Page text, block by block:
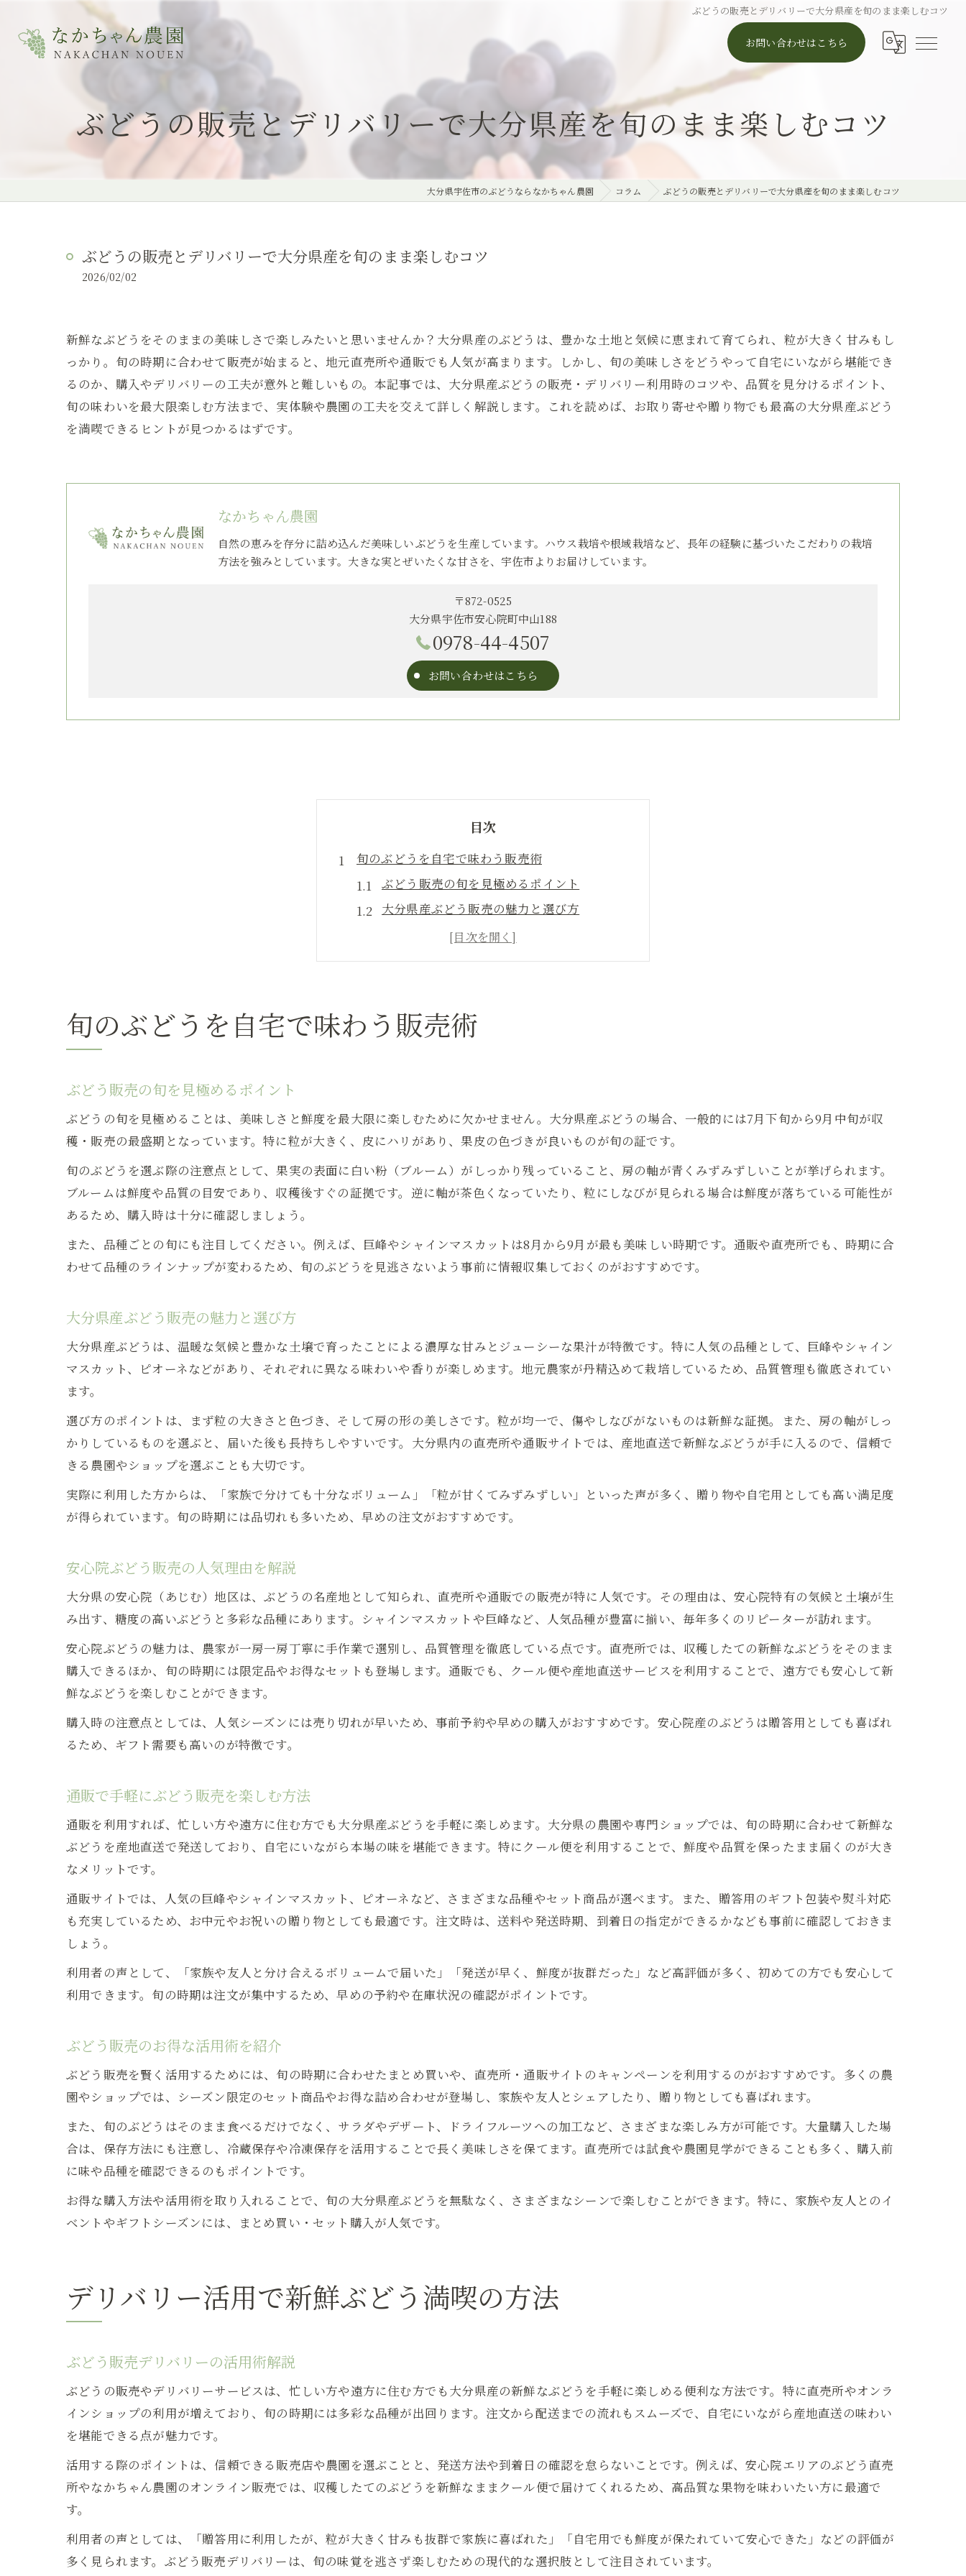
ぶどうの販売とデリバリーで大分県産を旬のまま楽しむコツ
お問い合わせはこちら
ぶどうの販売とデリバリーで大分県産を旬のまま楽しむコツ
大分県宇佐市のぶどうならなかちゃん農園 コラム ぶどうの販売とデリバリーで大分県産を旬のまま楽しむコツ
ぶどうの販売とデリバリーで大分県産を旬のまま楽しむコツ
2026/02/02
新鮮なぶどうをそのままの美味しさで楽しみたいと思いませんか？大分県産のぶどうは、豊かな土地と気候に恵まれて育てられ、粒が大きく甘みもし
っかり。旬の時期に合わせて販売が始まると、地元直売所や通販でも人気が高まります。しかし、旬の美味しさをどうやって自宅にいながら堪能でき
るのか、購入やデリバリーの工夫が意外と難しいもの。本記事では、大分県産ぶどうの販売・デリバリー利用時のコツや、品質を見分けるポイント、
旬の味わいを最大限楽しむ方法まで、実体験や農園の工夫を交えて詳しく解説します。これを読めば、お取り寄せや贈り物でも最高の大分県産ぶどう
を満喫できるヒントが見つかるはずです。
なかちゃん農園
自然の恵みを存分に詰め込んだ美味しいぶどうを生産しています。ハウス栽培や根域栽培など、長年の経験に基づいたこだわりの栽培
方法を強みとしています。大きな実とぜいたくな甘さを、宇佐市よりお届けしています。
〒872-0525
大分県宇佐市安心院町中山188
0978-44-4507
お問い合わせはこちら
目次
旬のぶどうを自宅で味わう販売術
ぶどう販売の旬を見極めるポイント
大分県産ぶどう販売の魅力と選び方
安心院ぶどう販売の人気理由を解説
通販で手軽にぶどう販売を楽しむ方法
デリバリー活用で新鮮ぶどう満喫の方法
ぶどう販売デリバリーの活用術解説
デリバリーぶどう販売の受け取りポイント
大分県産ぶどう販売のデリバリー特徴
大分県産ぶどう販売の味わいと特徴
旬の時期を逃さないぶどう販売の秘訣
ぶどう販売のこだわり品質を徹底解説
品質重視のぶどう販売選び方ガイド
ぶどう販売で失敗しない品質チェック法
旬のぶどう販売で味わう甘さの秘密
ぶどう販売の産地直送体験の魅力発見
通販で味わう大分県ぶどう販売の新鮮さ
ぶどう販売の自宅受け取り活用ポイント
贈り物にも喜ばれるぶどうデリバリー活用術
ぶどう販売の贈り物活用アイデア集
デリバリーぶどう販売で感謝を伝える
ぶどう販売デリバリーで旬を贈るコツ
旬のぶどうを自宅で味わう販売術
ぶどう販売の旬を見極めるポイント
ぶどうの旬を見極めることは、美味しさと鮮度を最大限に楽しむために欠かせません。大分県産ぶどうの場合、一般的には7月下旬から9月中旬が収
穫・販売の最盛期となっています。特に粒が大きく、皮にハリがあり、果皮の色づきが良いものが旬の証です。
旬のぶどうを選ぶ際の注意点として、果実の表面に白い粉（ブルーム）がしっかり残っていること、房の軸が青くみずみずしいことが挙げられます。
ブルームは鮮度や品質の目安であり、収穫後すぐの証拠です。逆に軸が茶色くなっていたり、粒にしなびが見られる場合は鮮度が落ちている可能性が
あるため、購入時は十分に確認しましょう。
また、品種ごとの旬にも注目してください。例えば、巨峰やシャインマスカットは8月から9月が最も美味しい時期です。通販や直売所でも、時期に合
わせて品種のラインナップが変わるため、旬のぶどうを見逃さないよう事前に情報収集しておくのがおすすめです。
大分県産ぶどう販売の魅力と選び方
大分県産ぶどうは、温暖な気候と豊かな土壌で育ったことによる濃厚な甘みとジューシーな果汁が特徴です。特に人気の品種として、巨峰やシャイン
マスカット、ピオーネなどがあり、それぞれに異なる味わいや香りが楽しめます。地元農家が丹精込めて栽培しているため、品質管理も徹底されてい
ます。
選び方のポイントは、まず粒の大きさと色づき、そして房の形の美しさです。粒が均一で、傷やしなびがないものは新鮮な証拠。また、房の軸がしっ
かりしているものを選ぶと、届いた後も長持ちしやすいです。大分県内の直売所や通販サイトでは、産地直送で新鮮なぶどうが手に入るので、信頼で
きる農園やショップを選ぶことも大切です。
実際に利用した方からは、「家族で分けても十分なボリューム」「粒が甘くてみずみずしい」といった声が多く、贈り物や自宅用としても高い満足度
が得られています。旬の時期には品切れも多いため、早めの注文がおすすめです。
安心院ぶどう販売の人気理由を解説
大分県の安心院（あじむ）地区は、ぶどうの名産地として知られ、直売所や通販での販売が特に人気です。その理由は、安心院特有の気候と土壌が生
み出す、糖度の高いぶどうと多彩な品種にあります。シャインマスカットや巨峰など、人気品種が豊富に揃い、毎年多くのリピーターが訪れます。
安心院ぶどうの魅力は、農家が一房一房丁寧に手作業で選別し、品質管理を徹底している点です。直売所では、収穫したての新鮮なぶどうをそのまま
購入できるほか、旬の時期には限定品やお得なセットも登場します。通販でも、クール便や産地直送サービスを利用することで、遠方でも安心して新
鮮なぶどうを楽しむことができます。
購入時の注意点としては、人気シーズンには売り切れが早いため、事前予約や早めの購入がおすすめです。安心院産のぶどうは贈答用としても喜ばれ
るため、ギフト需要も高いのが特徴です。
通販で手軽にぶどう販売を楽しむ方法
通販を利用すれば、忙しい方や遠方に住む方でも大分県産ぶどうを手軽に楽しめます。大分県の農園や専門ショップでは、旬の時期に合わせて新鮮な
ぶどうを産地直送で発送しており、自宅にいながら本場の味を堪能できます。特にクール便を利用することで、鮮度や品質を保ったまま届くのが大き
なメリットです。
通販サイトでは、人気の巨峰やシャインマスカット、ピオーネなど、さまざまな品種やセット商品が選べます。また、贈答用のギフト包装や熨斗対応
も充実しているため、お中元やお祝いの贈り物としても最適です。注文時は、送料や発送時期、到着日の指定ができるかなども事前に確認しておきま
しょう。
利用者の声として、「家族や友人と分け合えるボリュームで届いた」「発送が早く、鮮度が抜群だった」など高評価が多く、初めての方でも安心して
利用できます。旬の時期は注文が集中するため、早めの予約や在庫状況の確認がポイントです。
ぶどう販売のお得な活用術を紹介
ぶどう販売を賢く活用するためには、旬の時期に合わせたまとめ買いや、直売所・通販サイトのキャンペーンを利用するのがおすすめです。多くの農
園やショップでは、シーズン限定のセット商品やお得な詰め合わせが登場し、家族や友人とシェアしたり、贈り物としても喜ばれます。
また、旬のぶどうはそのまま食べるだけでなく、サラダやデザート、ドライフルーツへの加工など、さまざまな楽しみ方が可能です。大量購入した場
合は、保存方法にも注意し、冷蔵保存や冷凍保存を活用することで長く美味しさを保てます。直売所では試食や農園見学ができることも多く、購入前
に味や品種を確認できるのもポイントです。
お得な購入方法や活用術を取り入れることで、旬の大分県産ぶどうを無駄なく、さまざまなシーンで楽しむことができます。特に、家族や友人とのイ
ベントやギフトシーズンには、まとめ買い・セット購入が人気です。
デリバリー活用で新鮮ぶどう満喫の方法
ぶどう販売デリバリーの活用術解説
ぶどうの販売やデリバリーサービスは、忙しい方や遠方に住む方でも大分県産の新鮮なぶどうを手軽に楽しめる便利な方法です。特に直売所やオンラ
インショップの利用が増えており、旬の時期には多彩な品種が出回ります。注文から配送までの流れもスムーズで、自宅にいながら産地直送の味わい
を堪能できる点が魅力です。
活用する際のポイントは、信頼できる販売店や農園を選ぶことと、発送方法や到着日の確認を怠らないことです。例えば、安心院エリアのぶどう直売
所やなかちゃん農園のオンライン販売では、収穫したてのぶどうを新鮮なままクール便で届けてくれるため、高品質な果物を味わいたい方に最適で
す。
利用者の声としては、「贈答用に利用したが、粒が大きく甘みも抜群で家族に喜ばれた」「自宅用でも鮮度が保たれていて安心できた」などの評価が
多く見られます。ぶどう販売デリバリーは、旬の味覚を逃さず楽しむための現代的な選択肢として注目されています。